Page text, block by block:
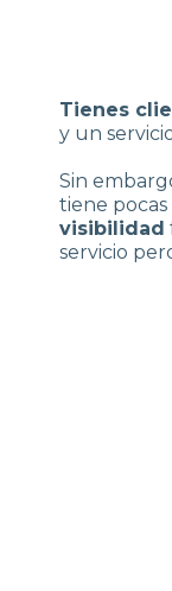
Tienes
y un
Sin
tiene pocas
visibilidad
servicio